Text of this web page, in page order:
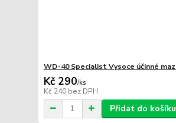
WD-40 Specialist Vysoce účinné
Kč 290/ks
Kč 240 bez DPH
Přidat do košíku